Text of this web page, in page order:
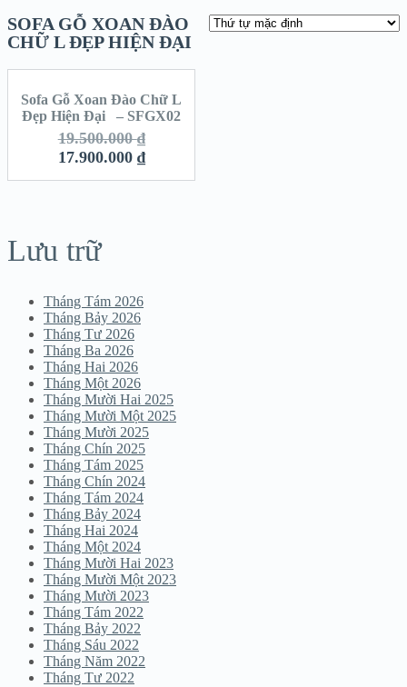
SOFA GỖ XOAN ĐÀO
CHỮ L ĐẸP HIỆN ĐẠI
SALE!
Sofa Gỗ Xoan Đào Chữ L
Đẹp Hiện Đại – SFGX02
19.500.000₫
17.900.000 ₫
Lưu trữ
Tháng Tám 2026
Tháng Bảy 2026
Tháng Tư 2026
Tháng Ba 2026
Tháng Hai 2026
Tháng Một 2026
Tháng Mười Hai 2025
Tháng Mười Một 2025
Tháng Mười 2025
Tháng Chín 2025
Tháng Tám 2025
Tháng Chín 2024
Tháng Tám 2024
Tháng Bảy 2024
Tháng Hai 2024
Tháng Một 2024
Tháng Mười Hai 2023
Tháng Mười Một 2023
Tháng Mười 2023
Tháng Tám 2022
Tháng Bảy 2022
Tháng Sáu 2022
Tháng Năm 2022
Tháng Tư 2022